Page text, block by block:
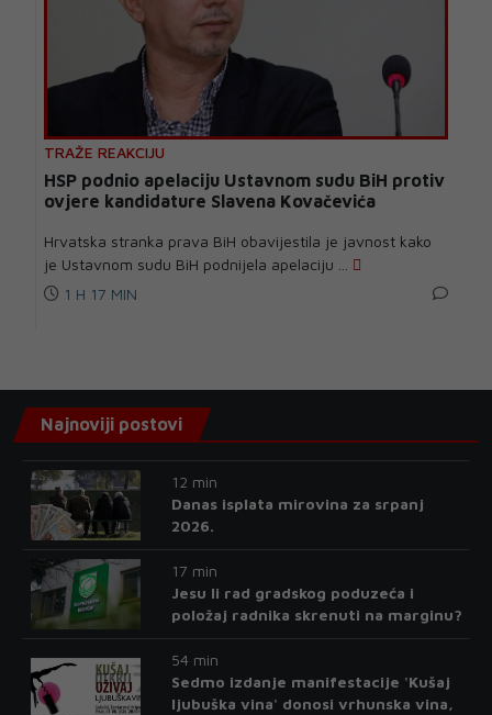
TRAŽE REAKCIJU
HSP podnio apelaciju Ustavnom sudu BiH protiv
ovjere kandidature Slavena Kovačevića
Hrvatska stranka prava BiH obavijestila je javnost kako
je Ustavnom sudu BiH podnijela apelaciju ...
1 H 17 MIN
Najnoviji postovi
12 min
Danas isplata mirovina za srpanj
2026.
17 min
Jesu li rad gradskog poduzeća i
položaj radnika skrenuti na marginu?
54 min
Sedmo izdanje manifestacije 'Kušaj
ljubuška vina' donosi vrhunska vina,